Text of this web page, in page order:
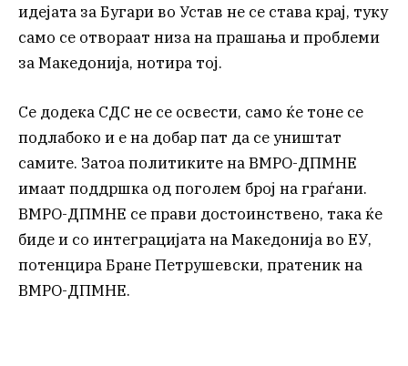
идејата за Бугари во Устав не се става крај, туку
само се отвораат низа на прашања и проблеми
за Македонија, нотира тој.
Се додека СДС не се освести, само ќе тоне се
подлабоко и е на добар пат да се уништат
самите. Затоа политиките на ВМРО-ДПМНЕ
имаат поддршка од поголем број на граѓани.
ВМРО-ДПМНЕ се прави достоинствено, така ќе
биде и со интеграцијата на Македонија во ЕУ,
потенцира Бране Петрушевски, пратеник на
ВМРО-ДПМНЕ.